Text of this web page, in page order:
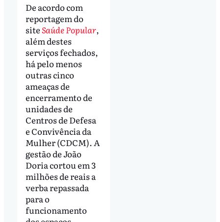
De acordo com
reportagem do
siteSaúde Popular,
além destes
serviços fechados,
há pelo menos
outras cinco
ameaças de
encerramento de
unidades de
Centros de Defesa
e Convivência da
Mulher (CDCM). A
gestão de João
Doria cortou em 3
milhões de reais a
verba repassada
para o
funcionamento